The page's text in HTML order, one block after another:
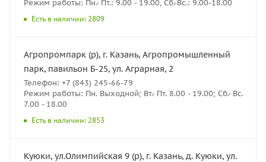
Режим работы: Пн.- Пт.: 9.00 - 19.00, Сб.-Вс.: 9.00-18.00
Есть в наличии: 2809
Агропромпарк (р), г. Казань, Агропромышленный
парк, павильон Б-25, ул. Аграрная, 2
Телефон: +7 (843) 245-66-79
Режим работы: Пн. Выходной; Вт.- Пт. 8.00 - 19.00; Сб.- Вс.
7.00 - 18.00
Есть в наличии: 2853
Куюки, ул.Олимпийская 9 (р), г. Казань, д. Куюки, ул.